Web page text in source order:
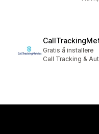
Gratis å installere
Call Tracking &